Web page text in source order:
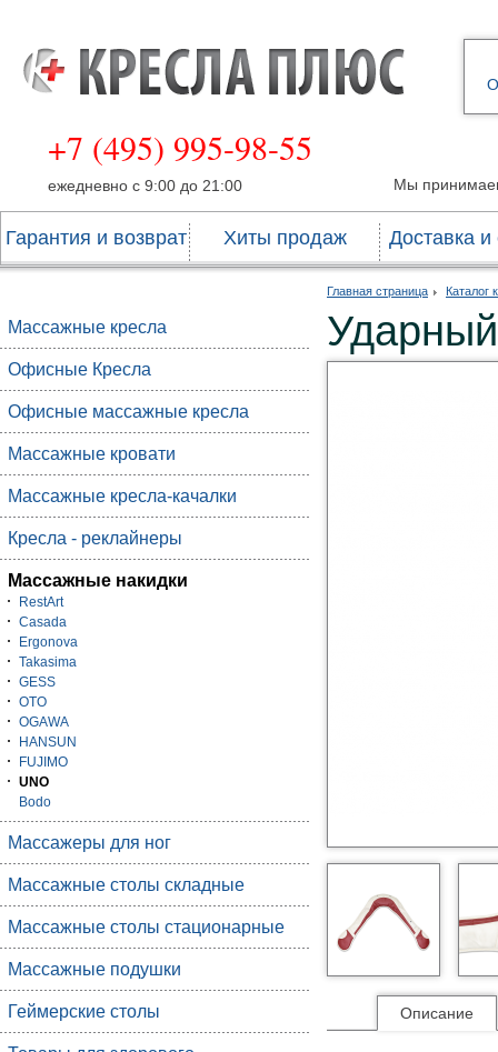
+7 (495) 995-98-55
ежедневно с 9:00 до 21:00 Мы
Гарантия и возврат Хиты продаж Доставка и
Массажные кресла
Офисные Кресла
Офисные массажные кресла
Массажные кровати
Массажные кресла-качалки
Кресла - реклайнеры
Массажные накидки
RestArt
Casada
Ergonova
Takasima
GESS
OTO
OGAWA
HANSUN
FUJIMO
UNO
Bodo
Массажеры для ног
Массажные столы складные
Массажные столы стационарные
Массажные подушки
Геймерские столы
Главная страница Каталог
Описание